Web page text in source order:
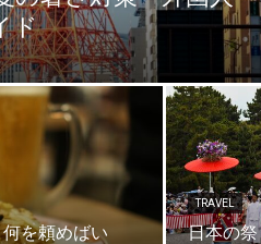
ド
を頼めばい
TRAVEL
日本の